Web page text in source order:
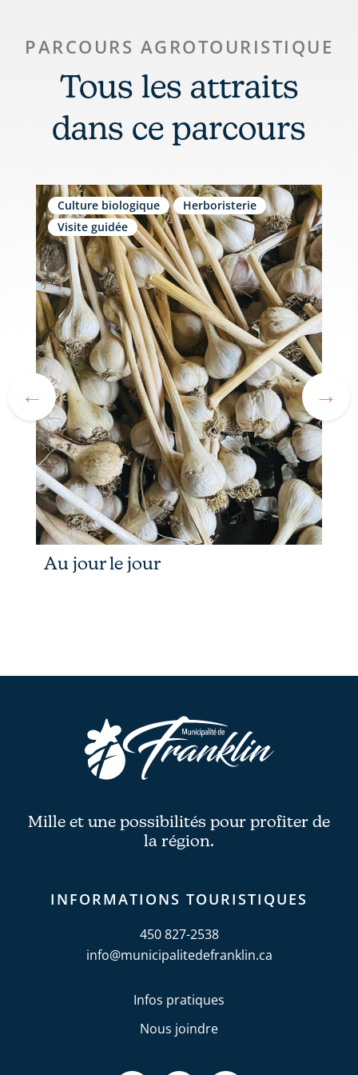
PARCOURS AGROTOURISTIQUE
Tous les attraits
dans ce parcours
Culture biologique
Herboristerie
Visite guidée
Au jour le jour
Mille et une possibilités pour profiter de
la région.
INFORMATIONS TOURISTIQUES
450 827-2538
info@municipalitedefranklin.ca
Infos pratiques
Nous joindre